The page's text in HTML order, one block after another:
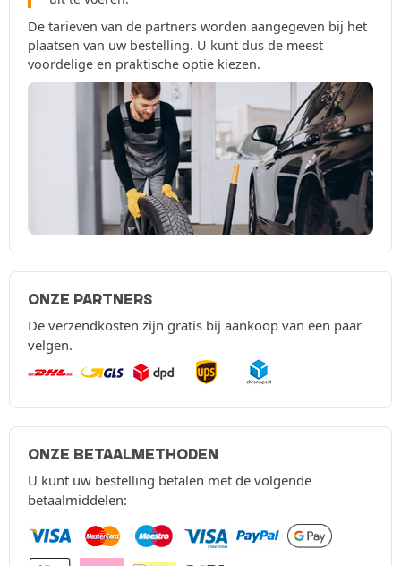
De tarieven van de partners worden aangegeven bij het
plaatsen van uw bestelling. U kunt dus de meest
voordelige en praktische optie kiezen.
ONZE PARTNERS
De verzendkosten zijn gratis bij aankoop van een paar
velgen.
ONZE BETAALMETHODEN
U kunt uw bestelling betalen met de volgende
betaalmiddelen: